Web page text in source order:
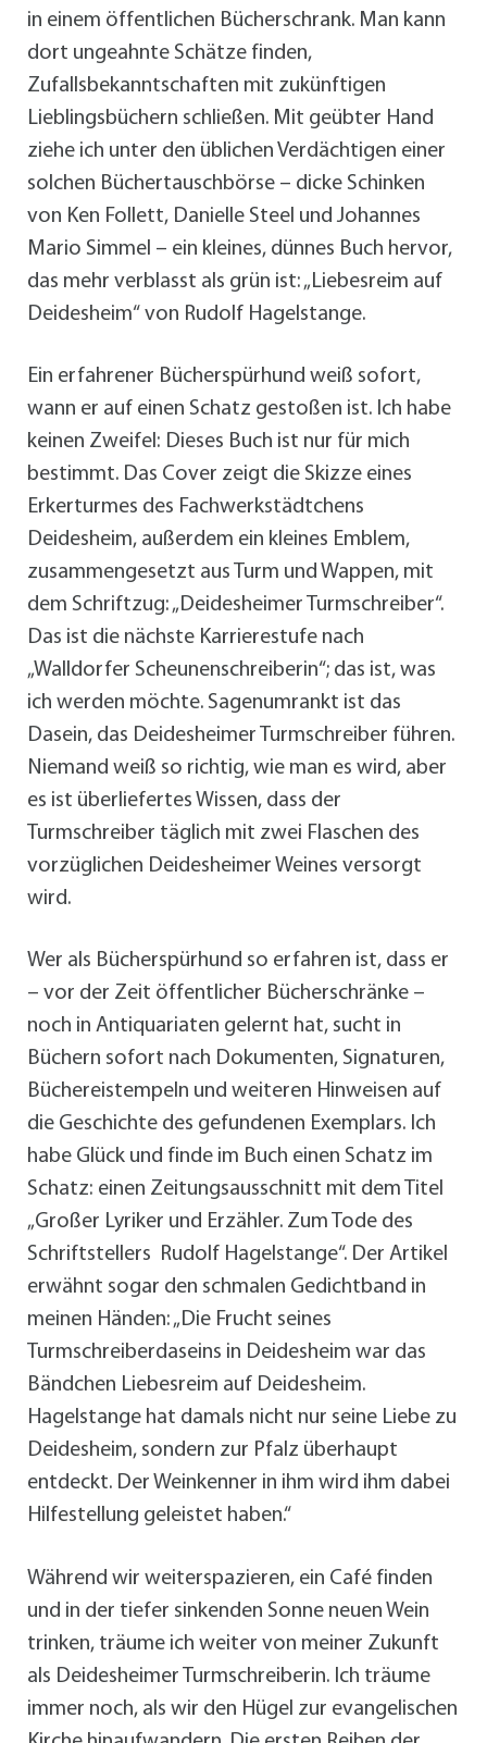
in einem öffentlichen Bücherschrank. Man kann
dort ungeahnte Schätze finden,
Zufallsbekanntschaften mit zukünftigen
Lieblingsbüchern schließen. Mit geübter Hand
ziehe ich unter den üblichen Verdächtigen einer
solchen Büchertauschbörse – dicke Schinken
von Ken Follett, Danielle Steel und Johannes
Mario Simmel – ein kleines, dünnes Buch hervor,
das mehr verblasst als grün ist: „Liebesreim auf
Deidesheim“ von Rudolf Hagelstange.
Ein erfahrener Bücherspürhund weiß sofort,
wann er auf einen Schatz gestoßen ist. Ich habe
keinen Zweifel: Dieses Buch ist nur für mich
bestimmt. Das Cover zeigt die Skizze eines
Erkerturmes des Fachwerkstädtchens
Deidesheim, außerdem ein kleines Emblem,
zusammengesetzt aus Turm und Wappen, mit
dem Schriftzug: „Deidesheimer Turmschreiber“.
Das ist die nächste Karrierestufe nach
„Walldorfer Scheunenschreiberin“; das ist, was
ich werden möchte. Sagenumrankt ist das
Dasein, das Deidesheimer Turmschreiber führen.
Niemand weiß so richtig, wie man es wird, aber
es ist überliefertes Wissen, dass der
Turmschreiber täglich mit zwei Flaschen des
vorzüglichen Deidesheimer Weines versorgt
wird.
Wer als Bücherspürhund so erfahren ist, dass er
– vor der Zeit öffentlicher Bücherschränke –
noch in Antiquariaten gelernt hat, sucht in
Büchern sofort nach Dokumenten, Signaturen,
Büchereistempeln und weiteren Hinweisen auf
die Geschichte des gefundenen Exemplars. Ich
habe Glück und finde im Buch einen Schatz im
Schatz: einen Zeitungsausschnitt mit dem Titel
„Großer Lyriker und Erzähler. Zum Tode des
Schriftstellers Rudolf Hagelstange“. Der Artikel
erwähnt sogar den schmalen Gedichtband in
meinen Händen: „Die Frucht seines
Turmschreiberdaseins in Deidesheim war das
Bändchen Liebesreim auf Deidesheim.
Hagelstange hat damals nicht nur seine Liebe zu
Deidesheim, sondern zur Pfalz überhaupt
entdeckt. Der Weinkenner in ihm wird ihm dabei
Hilfestellung geleistet haben.“
Während wir weiterspazieren, ein Café finden
und in der tiefer sinkenden Sonne neuen Wein
trinken, träume ich weiter von meiner Zukunft
als Deidesheimer Turmschreiberin. Ich träume
immer noch, als wir den Hügel zur evangelischen